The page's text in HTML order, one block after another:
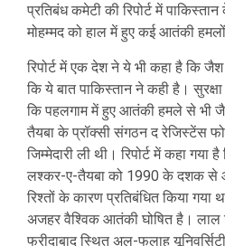
प्रतिबंध कमेटी की रिपोर्ट में
मोहम्मद को हाल में हुए कई आतंकी हमलों
रिपोर्ट में एक देश ने ये भी कहा है कि जैश
कि ये बात पाकिस्तान ने कही है। सुरक्षा
कि पहलगाम में हुए आतंकी हमले से भी
तैयबा के प्रॉक्सी संगठन द रेजिस्टेंस
जिम्मेदारी ली थी। रिपोर्ट में कहा
लश्कर-ए-तैयबा को 1990 के दशक
रिश्तों के कारण प्रतिबंधित किया
अजहर वैश्विक आतंकी घोषित है। लाल
फरीदाबाद स्थित अल-फलाह